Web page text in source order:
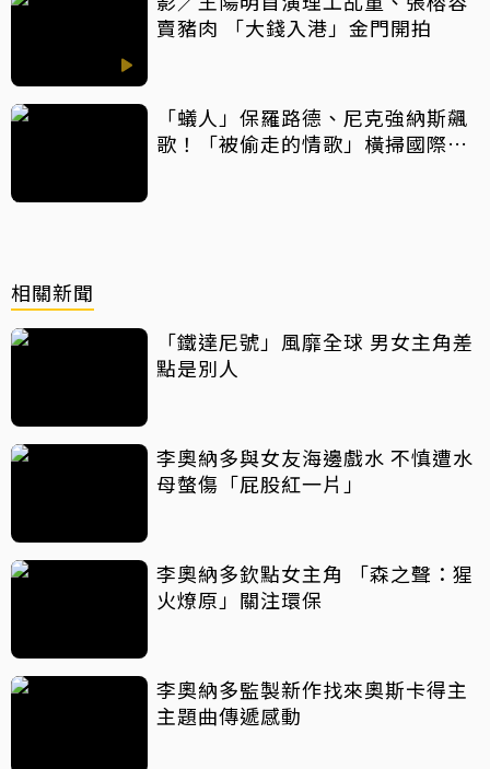
賣豬肉 「大錢入港」金門開拍
「蟻人」保羅路德、尼克強納斯飆
歌！「被偷走的情歌」橫掃國際大
相關新聞
「鐵達尼號」風靡全球 男女主角差
點是別人
李奧納多與女友海邊戲水 不慎遭水
母螫傷「屁股紅一片」
李奧納多欽點女主角 「森之聲：猩
火燎原」關注環保
李奧納多監製新作找來奧斯卡得主
主題曲傳遞感動